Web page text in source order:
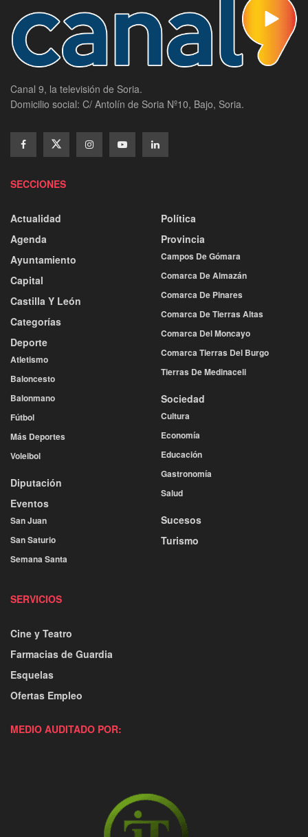
Canal 9, la televisión de Soria.
Domicilio social: C/ Antolín de Soria Nº10, Bajo, Soria.
SECCIONES
Actualidad
Agenda
Ayuntamiento
Capital
Castilla Y León
Categorías
Deporte
Atletismo
Baloncesto
Balonmano
Fútbol
Más Deportes
Voleibol
Diputación
Eventos
San Juan
San Saturio
Semana Santa
Política
Provincia
Campos De Gómara
Comarca De Almazán
Comarca De Pinares
Comarca De Tierras Altas
Comarca Del Moncayo
Comarca Tierras Del Burgo
Tierras De Medinaceli
Sociedad
Cultura
Economía
Educación
Gastronomía
Salud
Sucesos
Turismo
SERVICIOS
Cine y Teatro
Farmacias de Guardia
Esquelas
Ofertas Empleo
MEDIO AUDITADO POR: